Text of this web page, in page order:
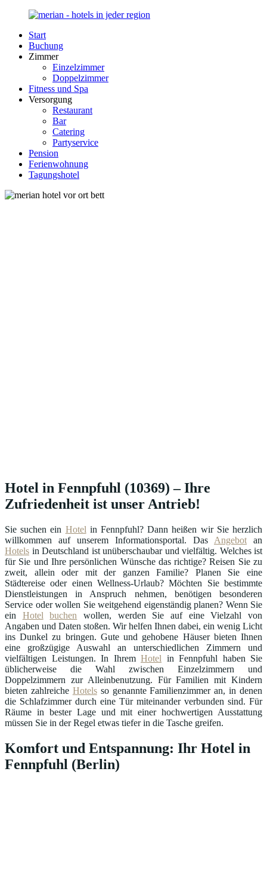
Zurück
Inhalt
Merian-
Hotel.de
Portal
Unterkunft
Deutschland
Start
Buchung
Zimmer
Einzelzimmer
Doppelzimmer
Fitness und Spa
Versorgung
Restaurant
Bar
Catering
Partyservice
Pension
Ferienwohnung
Tagungshotel
Hotel in Fennpfuhl (10369) – Ihre
Zufriedenheit ist unser Antrieb!
Sie suchen ein Hotel in Fennpfuhl? Dann heißen wir Sie herzlich
willkommen auf unserem Informationsportal. Das Angebot an
Hotels in Deutschland ist unüberschaubar und vielfältig. Welches ist
für Sie und Ihre persönlichen Wünsche das richtige? Reisen Sie zu
zweit, allein oder mit der ganzen Familie? Planen Sie eine
Städtereise oder einen Wellness-Urlaub? Möchten Sie bestimmte
Dienstleistungen in Anspruch nehmen, benötigen besonderen
Service oder wollen Sie weitgehend eigenständig planen? Wenn Sie
ein Hotel buchen wollen, werden Sie auf eine Vielzahl von
Angaben und Daten stoßen. Wir helfen Ihnen dabei, ein wenig Licht
ins Dunkel zu bringen. Gute und gehobene Häuser bieten Ihnen
eine großzügige Auswahl an unterschiedlichen Zimmern und
vielfältigen Leistungen. In Ihrem Hotel in Fennpfuhl haben Sie
üblicherweise die Wahl zwischen Einzelzimmern und
Doppelzimmern zur Alleinbenutzung. Für Familien mit Kindern
bieten zahlreiche Hotelsso genannte Familienzimmer an, in denen
die Schlafzimmer durch eine Tür miteinander verbunden sind. Für
Räume in bester Lage und mit einer hochwertigen Ausstattung
müssen Sie in der Regel etwas tiefer in die Tasche greifen.
Komfort und Entspannung: Ihr Hotel in
Fennpfuhl (Berlin)